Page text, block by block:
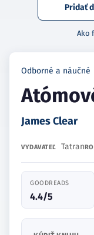
Pridať
Ako
Odborné a náučné
James Clear
VYDAVATEĽ Tatran
GOODREADS
4.4/5